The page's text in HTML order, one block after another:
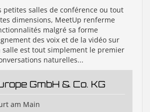
petites salles de conférence ou tout
dimensions, MeetUp renferme
malgré sa forme
des voix et de la vidéo sur
salle est tout simplement le premier
naturelles...
GmbH & Co. KG
am Main